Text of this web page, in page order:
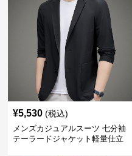
¥5,530 (税込)
メンズカジュアルスーツ 七分袖
テーラードジャケット軽量仕立